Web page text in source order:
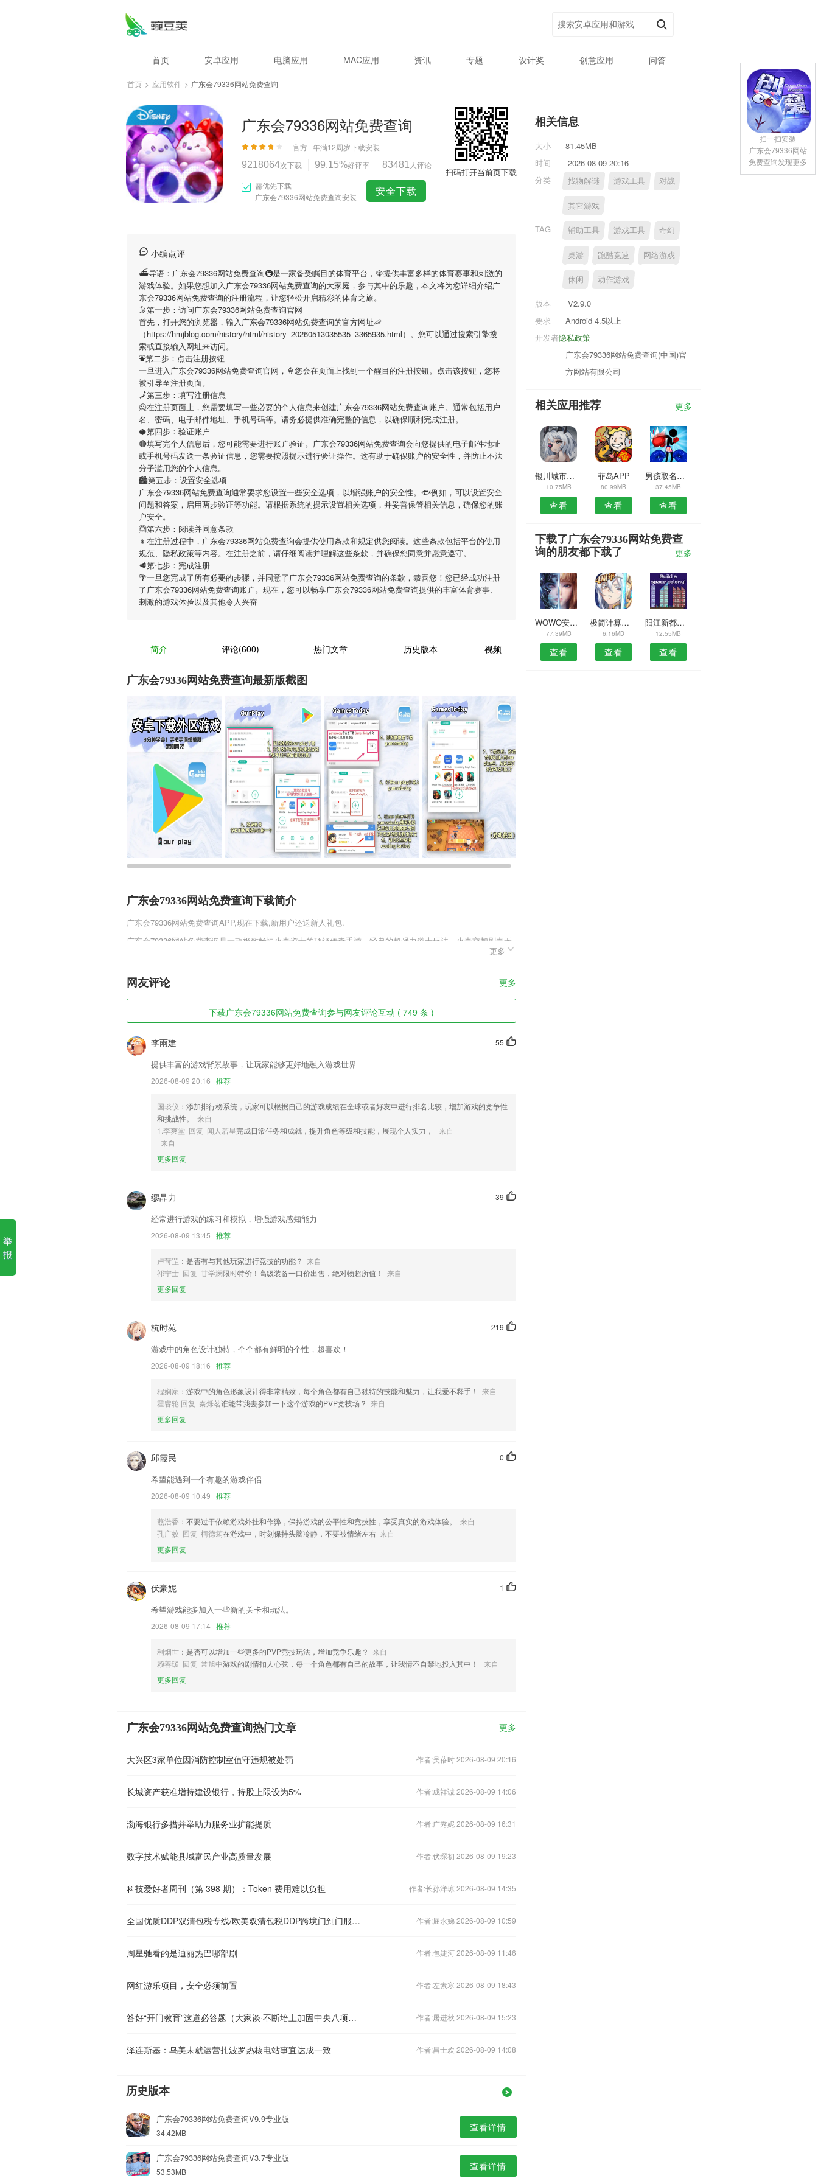
首页 安卓应用 电脑应用 MAC应用 资讯 专题 设计奖 创意应用 问答
首页 > 应用软件 > 广东会79336网站免费查询
广东会79336网站免费查询
官方 年满12周岁下载安装
9218064次下载 99.15%好评率 83481 人评论
需优先下载
广东会79336网站免费查询安装
安全下载
扫码打开当前页下载
小编点评
⛴导语： 广东会79336网站免费查询🚇是一家备受瞩目的体育平台，🦚提供丰富多样的体育赛事和刺激的
游戏体验。如果您想加入 广东会79336网站免费查询的大家庭，参与其中的乐趣，本文将为您详细介绍广
东会79336网站免费查询的注册流程，让您轻松开启精彩的体育之旅。
🌛第一步：访问广东会79336网站免费查询官网
首先，打开您的浏览器，输入 广东会79336网站免费查询的官方网址🦐
（https://hmjblog.com/history/html/history_20260513035535_3365935.html）。您可以通过搜索引擎搜
索或直接输入网址来访问。
⛲第二步：点击注册按钮
一旦进入 广东会79336网站免费查询官网，🍦您会在页面上找到一个醒目的注册按钮。点击该按钮，您将
被引导至注册页面。
🗾第三步：填写注册信息
🙅在注册页面上，您需要填写一些必要的个人信息来创建广东会79336网站免费查询账户。通常包括用户
名、密码、电子邮件地址、手机号码等。请务必提供准确完整的信息，以确保顺利完成注册。
🥥第四步：验证账户
🔴填写完个人信息后，您可能需要进行账户验证。 广东会79336网站免费查询会向您提供的电子邮件地址
或手机号码发送一条验证信息，您需要按照提示进行验证操作。这有助于确保账户的安全性，并防止不法
分子滥用您的个人信息。
🏙第五步：设置安全选项
广东会79336网站免费查询通常要求您设置一些安全选项，以增强账户的安全性。🐟例如，可以设置安全
问题和答案，启用两步验证等功能。请根据系统的提示设置相关选项，并妥善保管相关信息，确保您的账
户安全。
🙆第六步：阅读并同意条款
👧在注册过程中， 广东会79336网站免费查询会提供使用条款和规定供您阅读。这些条款包括平台的使用
规范、隐私政策等内容。在注册之前，请仔细阅读并理解这些条款，并确保您同意并愿意遵守。
🥩第七步：完成注册
🌴一旦您完成了所有必要的步骤，并同意了广东会79336网站免费查询的条款，恭喜您！您已经成功注册
了广东会79336网站免费查询账户。现在，您可以畅享广东会79336网站免费查询提供的丰富体育赛事、
刺激的游戏体验以及其他令人兴奋
简介 评论(600) 热门文章 历史版本 视频
广东会79336网站免费查询最新版截图
广东会79336网站免费查询下载简介
广东会79336网站免费查询APP,现在下载,新用户还送新人礼包.
广东会79336网站免费查询是一款极致畅快火毒道士的顶级传奇手游，经典的超强力道士玩法，火毒交加剧毒无
比火辣滚烫，一招制敌满屏光柱，享受极致完美的畅快体验感。附带自动挂机功能，帮助玩家们呈现出完美无缺
广东会79336网站免费查询软件特色
2,支持多种精美贴图和自定义文字贴图
3,健康状态一手掌握，轻松应对
4,针对于金融行业，打造出更加高效的线上培训学习课程；
5,身份证、护照、驾驶证、营业执照拍照快速提取文字,拍照或相册选图,自动切边去杂乱背景,生成高清扫描件
广东会79336网站免费查询软件优势
1.章节内容视频精讲，名师解读2021金融教材知识点
2.在全新的App中，我们根据不同的内容精细划分了不同的频道，诸如投融风向、生辉访谈录、创新医药、数字
医疗等，不同频道间可以随心切换。
4.让孩子的未来拥有无限可能，剧情闯关式学习成就感倍增
5.帮助你清晰提示说需要加强练习的地方，孩子的练习情况也可以在软件上面了如指掌
6.屏幕太小？同步电视也能观看。
广东会79336网站免费查询更新了什么?
后台运行情况下，行驶里程获取优化；
[修复]对客户端存在闪退情况的bug进行了修复。
魔方专区能量值任务上新，更多好礼等您兑换
优质的服务，让您在合适的时间遇到合适的房子
联系我们
以上就是广东会79336网站免费查询的介绍，如果您喜欢这款软件，您可以到应用商店进行打分评论，说出您的
使用经历，以帮助我们更好的对产品进行优化修改。
更多
网友评论 更多
下载广东会79336网站免费查询参与网友评论互动 ( 749 条 )
55
李雨建
提供丰富的游戏背景故事，让玩家能够更好地融入游戏世界
2026-08-09 20:16 推荐
国琰仪 ：添加排行榜系统，玩家可以根据自己的游戏成绩在全球或者好友中进行排名比较，增加游戏的竞争性
和挑战性。
来自
1.李爽堂 回复 闻人若星完成日常任务和成就，提升角色等级和技能，展现个人实力，
来自
来自
更多回复
39
缪晶力
经常进行游戏的练习和模拟，增强游戏感知能力
2026-08-09 13:45 推荐
卢苛罡 ：是否有与其他玩家进行竞技的功能？ 来自
祁宁士 回复 甘学澜限时特价！高级装备一口价出售，绝对物超所值！
来自
更多回复
219
杭时苑
游戏中的角色设计独特，个个都有鲜明的个性，超喜欢！
2026-08-09 18:16 推荐
程娴家 ：游戏中的角色形象设计得非常精致，每个角色都有自己独特的技能和魅力，让我爱不释手！
来自
霍睿轮 回复 秦烁茗谁能带我去参加一下这个游戏的PVP竞技场？ 来自
更多回复
0
邱霞民
希望能遇到一个有趣的游戏伴侣
2026-08-09 10:49 推荐
燕浩香 ：不要过于依赖游戏外挂和作弊，保持游戏的公平性和竞技性，享受真实的游戏体验。
来自
孔广姣 回复 柯德筠在游戏中，时刻保持头脑冷静，不要被情绪左右 来自
更多回复
1
伏豪妮
希望游戏能多加入一些新的关卡和玩法。
2026-08-09 17:14 推荐
利烟世 ：是否可以增加一些更多的PVP竞技玩法，增加竞争乐趣？ 来自
赖善瑗 回复 常旭中游戏的剧情扣人心弦，每一个角色都有自己的故事，让我情不自禁地投入其中！
来自
更多回复
广东会79336网站免费查询热门文章 更多
大兴区3家单位因消防控制室值守违规被处罚 作者:吴蓓时 2026-08-09 20:16
长城资产获准增持建设银行，持股上限设为5% 作者:成祥诚 2026-08-09 14:06
渤海银行多措并举助力服务业扩能提质 作者:广秀妮 2026-08-09 16:31
数字技术赋能县域富民产业高质量发展 作者:伏琛初 2026-08-09 19:23
科技爱好者周刊（第 398 期）：Token 费用难以负担 作者:长孙洋琼 2026-08-09 14:35
全国优质DDP双清包税专线/欧美双清包税DDP跨境门到门服务商推荐，布局广东广州等地区 作者:屈永娣 2026-08-09 10:59
周星驰看的是迪丽热巴哪部剧 作者:包婕河 2026-08-09 11:46
网红游乐项目，安全必须前置 作者:左素寒 2026-08-09 18:43
答好“开门教育”这道必答题（大家谈·不断培土加固中央八项规定堤坝①） 作者:屠进秋 2026-08-09 15:23
泽连斯基：乌美未就运营扎波罗热核电站事宜达成一致 作者:昌士欢 2026-08-09 14:08
历史版本
广东会79336网站免费查询V9.9专业版
34.42MB 查看详情
广东会79336网站免费查询V3.7专业版
53.53MB 查看详情
相关信息
大小
81.45MB
时间
2026-08-09 20:16
分类
找物解谜 游戏工具 对战
其它游戏
TAG 辅助工具 游戏工具 奇幻
桌游 跑酷竞速 网络游戏
休闲 动作游戏
版本
V2.9.0
要求
Android 4.5以上
隐私政策
开发者
广东会79336网站免费查询(中国)官
方网站有限公司
相关应用推荐 更多
银川城市管家家政APP
10.75MB
查看
菲岛APP
80.99MB
查看
男孩取名字大全免费
37.45MB
查看
下载了广东会79336网站免费查
询的朋友都下载了
更多
WOWO安卓版
77.39MB
查看
极简计算器安卓版
6.16MB
查看
阳江新都汇安卓版
12.55MB
查看
扫一扫安装
广东会79336网站
免费查询发现更多
举
报